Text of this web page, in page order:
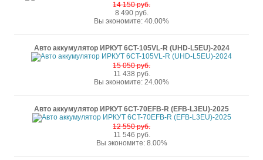
14 150 руб.
8 490 руб.
Вы экономите: 40.00%
Авто аккумулятор ИРКУТ 6CT-105VL-R (UHD-L5EU)-2024
15 050 руб.
11 438 руб.
Вы экономите: 24.00%
Авто аккумулятор ИРКУТ 6CT-70EFB-R (EFB-L3EU)-2025
12 550 руб.
11 546 руб.
Вы экономите: 8.00%